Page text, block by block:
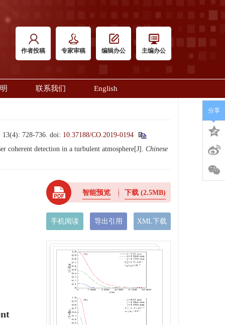
作者投稿 专家审稿 编辑办公 主编办公
联系我们 English
728-736. doi: 10.37188/CO.2019-0194
coherent detection in a turbulent atmosphere[J]. Chinese
智能预览 下载 (2.5MB)
手机阅读 导出引用 XML下载
分享